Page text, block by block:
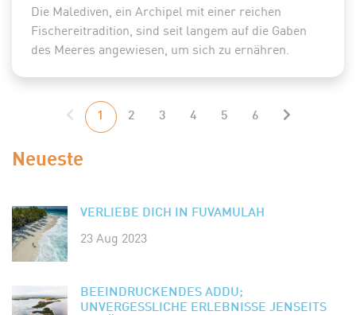
Die Malediven, ein Archipel mit einer reichen
Fischereitradition, sind seit langem auf die Gaben
des Meeres angewiesen, um sich zu ernähren.
1 2 3 4 5 6
Neueste
VERLIEBE DICH IN FUVAMULAH
23 Aug 2023
BEEINDRUCKENDES ADDU;
UNVERGESSLICHE ERLEBNISSE JENSEITS